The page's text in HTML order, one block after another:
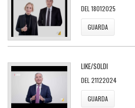
DEL 18012025
GUARDA
LIKE/SOLDI
DEL 21122024
GUARDA